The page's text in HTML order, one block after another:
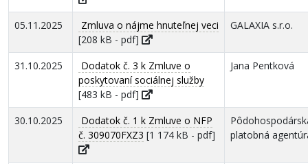
05.11.2025
Zmluva o nájme hnuteľnej veci
[208 kB - pdf]
GALAXIA s.r.o.
31.10.2025
Dodatok č. 3 k Zmluve o
poskytovaní sociálnej služby
[483 kB - pdf]
Jana Pentková
30.10.2025
Dodatok č. 1 k Zmluve o NFP
č. 309070FXZ3 [1 174 kB - pdf]
platobná